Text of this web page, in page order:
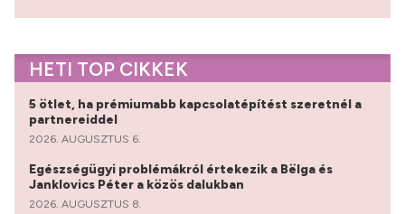
HETI TOP CIKKEK
5 ötlet, ha prémiumabb kapcsolatépítést szeretnél a
partnereiddel
2026. AUGUSZTUS 6.
Egészségügyi problémákról értekezik a Bëlga és
Janklovics Péter a közös dalukban
2026. AUGUSZTUS 8.